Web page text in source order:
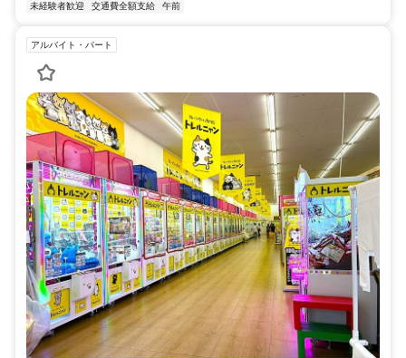
未経験者歓迎
交通費全額支給 午前
アルバイト・パート